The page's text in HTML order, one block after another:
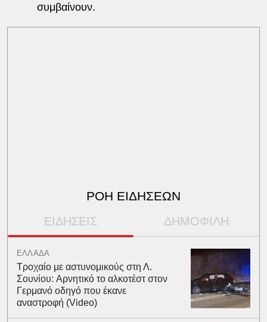
συμβαίνουν.
ΡΟΗ ΕΙΔΗΣΕΩΝ
ΕΙΔΗΣΕΙΣ ΔΗΜΟΦΙΛΗ
ΕΛΛΑΔΑ
Τροχαίο με αστυνομικούς στη Λ.
Σουνίου: Αρνητικό το αλκοτέστ στον
Γερμανό οδηγό που έκανε
αναστροφή (Video)